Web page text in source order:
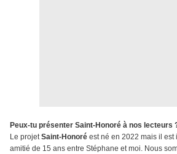
Peux-tu présenter Saint-Honoré à nos lecteurs
Le projetSaint-Honoré est né en 2022 mais il est
amitié de 15 ans entre Stéphane et moi. Nous